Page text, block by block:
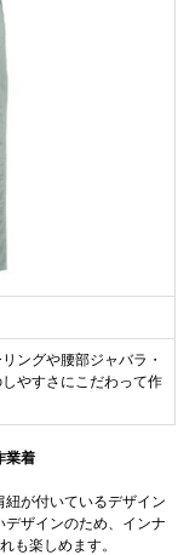
ングや腰部ジャバラ・
やすさにこだわって作
業着
が付いているデザイン
ザインのため、インナ
も楽しめます。